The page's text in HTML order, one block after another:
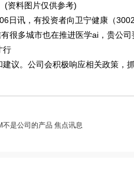
(资料图片仅供参考)
日讯，有投资者向卫宁健康（
很多城市也在推进医学ai，贵公司
行
议。公司会积极响应相关政策，
是公司的产品 焦点讯息